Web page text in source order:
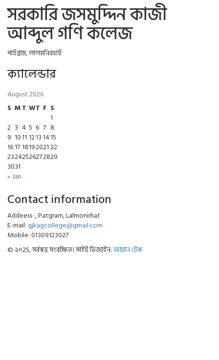
সরকারি জসমুদ্দিন কাজী
আব্দুল গণি কলেজ
পাটগ্রাম, লালমনিরহাট
ক্যালেন্ডার
August 2026
S MT WT F S
1
2 3 4 5 6 7 8
9 1011 12131415
16171819202122
23242526272829
3031
« Jan
Contact information
Addeess :, Patgram, Lalmonirhat
E-mail:gjkagcollege@gmail.com
Mobile: 01309123027
© ২০25, সর্বস্বত্ত সংরক্ষিত। সাইট ডিজাইন:আয়ান টেক